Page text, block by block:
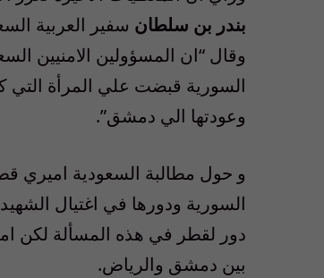
بندر بن سلطان سفير العربية
وقال “ان المسؤولين الامنيين
السورية قبضت علي المرأة التي
وعودتها الي دمشق”.
و حول مطالبة السعودية اميري
السورية ودورها في اغتيال
دور لقطر في هذه المسألة لكن
بين دمشق والرياض.